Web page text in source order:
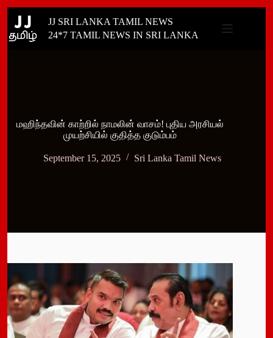
content
JJ SRI LANKA TAMIL NEWS
24*7 TAMIL NEWS IN SRI LANKA
மஹிந்தவின் காற்றில் நாமலின் வாசம்! புதிய அரசியல்
முயற்சியில் குதித்த குடும்பம்
September 15, 2025 Sri Lanka Tamil News